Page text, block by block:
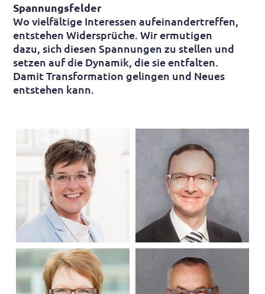
Spannungsfelder
Wo viel­fältige Interessen aufeinander­treffen,
entstehen Wider­sprüche. Wir ermutigen
dazu, sich diesen Span­nungen zu stellen und
setzen auf die Dynamik, die sie entfalten.
Damit Trans­formation gelingen und Neues
entstehen kann.